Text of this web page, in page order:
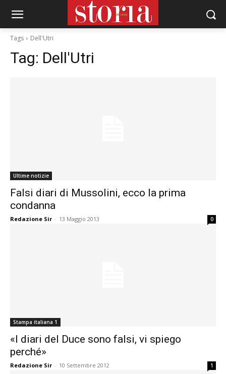
Tags Dell'Utri
Tag: Dell'Utri
Ultime notizie
Falsi diari di Mussolini, ecco la prima
condanna
Redazione Sir - 13 Maggio 2013 0
Stampa italiana 1
«I diari del Duce sono falsi, vi spiego
perché»
Redazione Sir - 10 Settembre 2012 1